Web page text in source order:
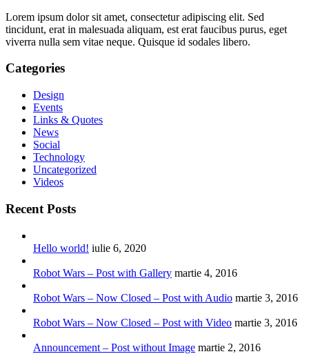
Lorem ipsum dolor sit amet, consectetur adipiscing elit. Sed
tincidunt, erat in malesuada aliquam, est erat faucibus purus, eget
viverra nulla sem vitae neque. Quisque id sodales libero.
Categories
Design
Events
Links & Quotes
News
Social
Technology
Uncategorized
Videos
Recent Posts
Hello world! iulie 6, 2020
Robot Wars – Post with Gallery martie 4, 2016
Robot Wars – Now Closed – Post with Audio martie 3, 2016
Robot Wars – Now Closed – Post with Video martie 3, 2016
Announcement – Post without Image martie 2, 2016